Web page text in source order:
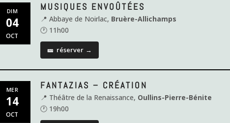
DIM
04
OCT
MUSIQUES ENVOÛTÉES
📍 Abbaye de Noirlac, Bruère-Allichamps
🕐 11h00
🎫 réserver →
MER
14
OCT
FANTAZIAS – CRÉATION
📍 Théâtre de la Renaissance, Oullins-Pierre-Bénite
🕐 19h00